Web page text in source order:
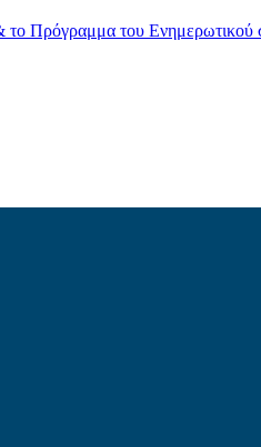
Πρόγραμμα του Ενημερωτικού